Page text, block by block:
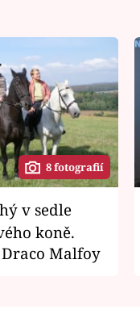
8 fotografií
koně.
Malfoy